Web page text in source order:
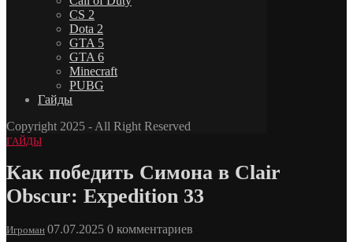
CS 2
Dota 2
GTA 5
GTA 6
Minecraft
PUBG
Гайды
Copyright 2025 - All Right Reserved
ГАЙДЫ
Как победить Симона в Clair
Obscur: Expedition 33
Игроман 07.07.2025 0 комментариев